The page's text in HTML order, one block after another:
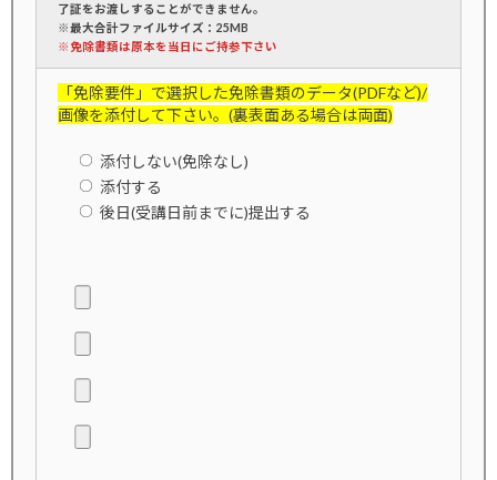
了証をお渡しすることができません。
※最大合計ファイルサイズ：25MB
※免除書類は原本を当日にご持参下さい
「免除要件」で選択した免除書類のデータ(PDFなど)/
画像を添付して下さい。(裏表面ある場合は両面)
添付しない(免除なし)
添付する
後日(受講日前までに)提出する